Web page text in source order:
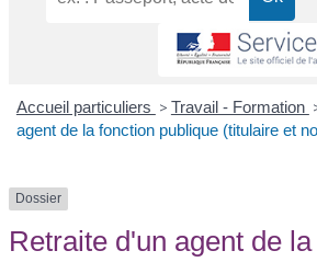
Accueil particuliers > Travail - Formation
agent de la fonction publique (titulaire et
Dossier
Retraite d'un agent de